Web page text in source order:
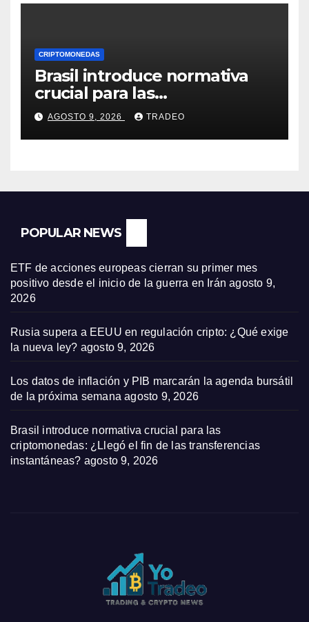
CRIPTOMONEDAS
Brasil introduce normativa
crucial para las
criptomonedas: ¿Llegó el fin
de las transferencias
instantáneas?
AGOSTO 9, 2026 TRADEO
POPULAR NEWS
ETF de acciones europeas cierran su primer mes
positivo desde el inicio de la guerra en Irán agosto 9,
2026
Rusia supera a EEUU en regulación cripto: ¿Qué exige
la nueva ley? agosto 9, 2026
Los datos de inflación y PIB marcarán la agenda bursátil
de la próxima semana agosto 9, 2026
Brasil introduce normativa crucial para las
criptomonedas: ¿Llegó el fin de las transferencias
instantáneas? agosto 9, 2026